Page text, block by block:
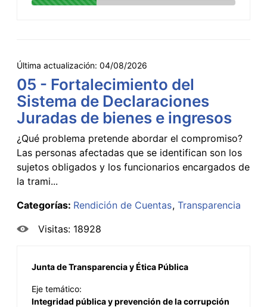
Última actualización: 04/08/2026
05 - Fortalecimiento del
Sistema de Declaraciones
Juradas de bienes e ingresos
¿Qué problema pretende abordar el compromiso?
Las personas afectadas que se identifican son los
sujetos obligados y los funcionarios encargados de
la trami...
Categorías: Rendición de Cuentas Transparencia
Visitas: 18928
Junta de Transparencia y Ética Pública
Eje temático:
Integridad pública y prevención de la corrupción